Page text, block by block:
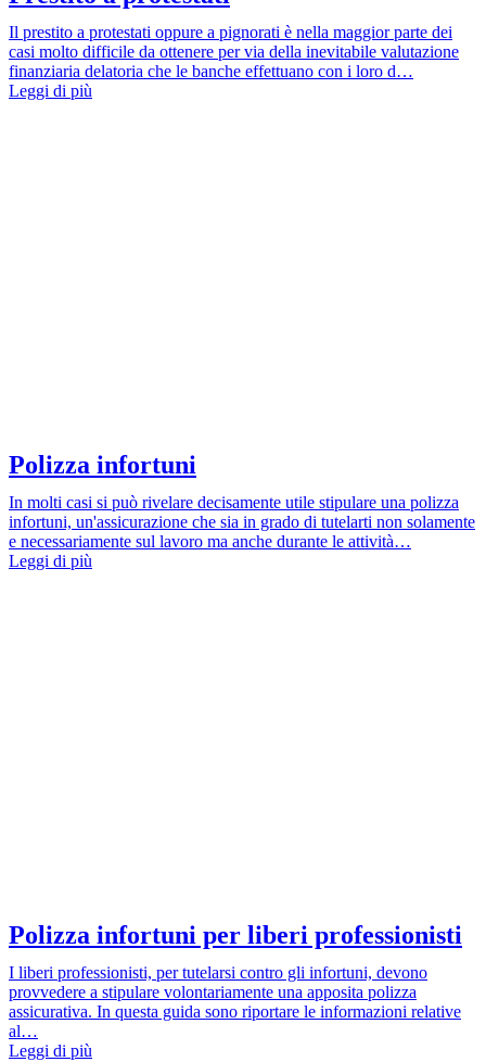
Il prestito a protestati oppure a pignorati è nella maggior parte dei
casi molto difficile da ottenere per via della inevitabile valutazione
finanziaria delatoria che le banche effettuano con i loro d…
Leggi di più
Polizza infortuni
In molti casi si può rivelare decisamente utile stipulare una polizza
infortuni, un'assicurazione che sia in grado di tutelarti non solamente
e necessariamente sul lavoro ma anche durante le attività…
Leggi di più
Polizza infortuni per liberi professionisti
I liberi professionisti, per tutelarsi contro gli infortuni, devono
provvedere a stipulare volontariamente una apposita polizza
assicurativa. In questa guida sono riportare le informazioni relative
al…
Leggi di più